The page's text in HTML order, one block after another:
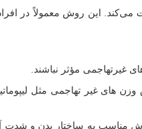
این روش معمولاً در افراد
غیرتهاجمی مؤثر نباشند.
های غیر تهاجمی مثل
مناسب به ساختار بدن و شدت